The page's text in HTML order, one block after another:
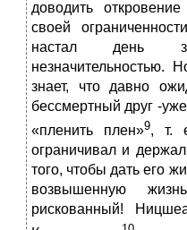
доводить
своей
настал день
незначительностью.
знает, что давно
бессмертный друг -
«пленить плен»9, т.
ограничивал и
того, чтобы дать его
возвышенную
рискованный!